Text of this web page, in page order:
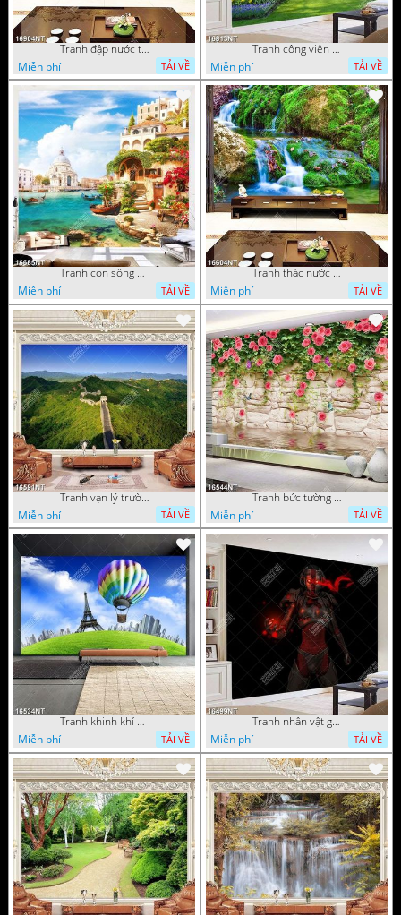
Tranh đập nước tràn
Miễn phí
TẢI VỀ
Tranh công viên có nhiều cây xanh và hoa nở
Miễn phí
TẢI VỀ
Tranh con sông xanh
Miễn phí
TẢI VỀ
Tranh thác nước thiên nhiên tuyệt đẹp 16604NT
Miễn phí
TẢI VỀ
Tranh vạn lý trường thành 16591NT
Miễn phí
TẢI VỀ
Tranh bức tường phủ hoa file gốc
Miễn phí
TẢI VỀ
Tranh khinh khí cầu
Miễn phí
TẢI VỀ
Tranh nhân vật game
Miễn phí
TẢI VỀ